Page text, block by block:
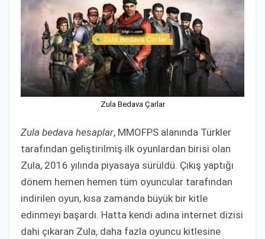
Zula Bedava Çarlar
Zula bedava hesaplar, MMOFPS alanında Türkler
tarafından geliştirilmiş ilk oyunlardan birisi olan
Zula, 2016 yılında piyasaya sürüldü. Çıkış yaptığı
dönem hemen hemen tüm oyuncular tarafından
indirilen oyun, kısa zamanda büyük bir kitle
edinmeyi başardı. Hatta kendi adına internet dizisi
dahi çıkaran Zula, daha fazla oyuncu kitlesine